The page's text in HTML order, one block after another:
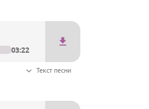
03:22
Текст песни